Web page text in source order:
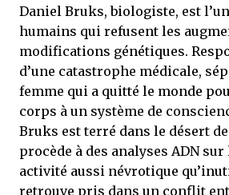
Daniel Bruks, biologiste, est
humains qui refusent les
modifications génétiques.
d’une catastrophe médicale,
femme qui a quitté le monde
corps à un système de
Bruks est terré dans le désert
procède à des analyses ADN
activité aussi névrotique
retrouve pris dans un conflit